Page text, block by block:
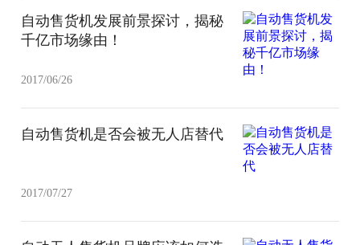
自动售货机发展前景探讨，揭秘
千亿市场缘由！
2017/06/26
自动售货机是否会被无人店替代
2017/07/27